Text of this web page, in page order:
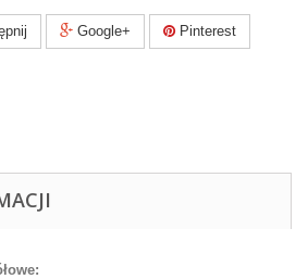
Google+ Pinterest